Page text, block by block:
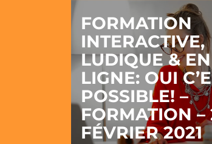
FORMATION
INTERACTIVE,
LUDIQUE & EN
LIGNE: OUI
POSSIBLE! –
FORMATION –
FÉVRIER 2021